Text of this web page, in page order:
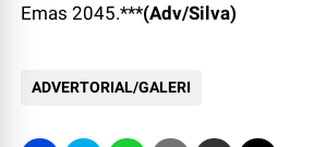
Emas 2045.***(Adv/Silva)
ADVERTORIAL/GALERI